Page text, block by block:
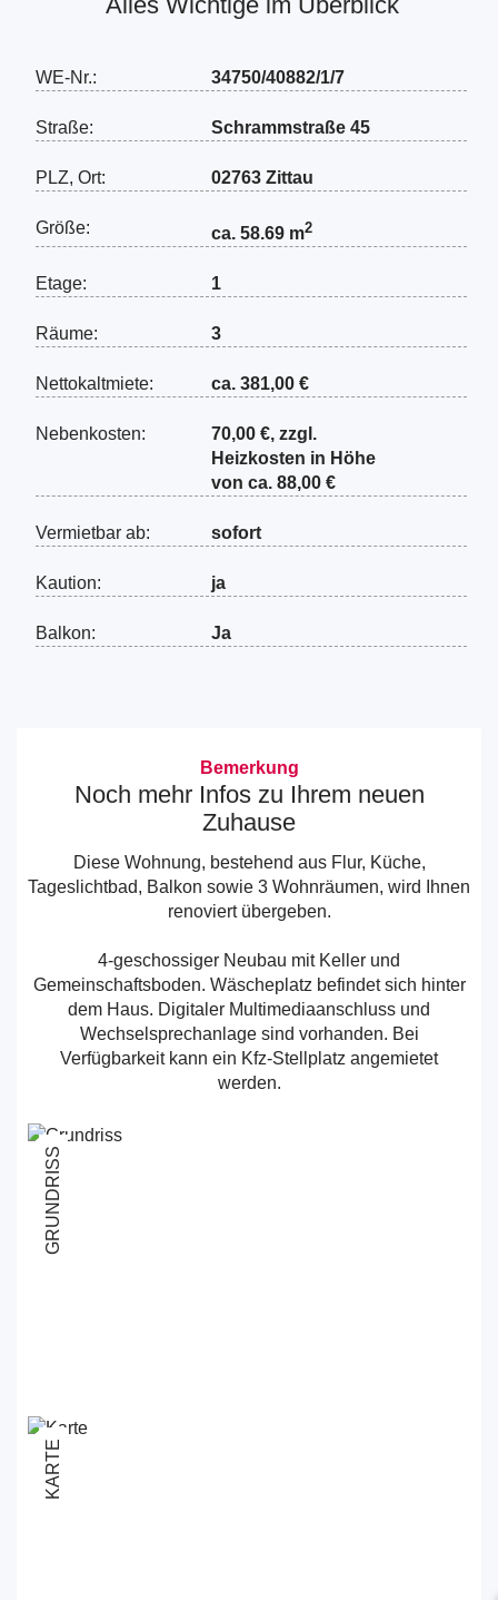
WE-Nr.: 34750/40882/1/7
Straße: Schrammstraße 45
PLZ, Ort: 02763 Zittau
Größe: ca. 58.69 m2
Etage: 1
Räume: 3
Nettokaltmiete: ca. 381,00 €
Nebenkosten:
70,00 €, zzgl.
Heizkosten in Höhe
von ca. 88,00 €
Vermietbar ab: sofort
Kaution: ja
Balkon: Ja
Bemerkung
Noch mehr Infos zu Ihrem neuen
Zuhause
Diese Wohnung, bestehend aus Flur, Küche,
Tageslichtbad, Balkon sowie 3 Wohnräumen, wird Ihnen
renoviert übergeben.
4-geschossiger Neubau mit Keller und
Gemeinschaftsboden. Wäscheplatz befindet sich hinter
dem Haus. Digitaler Multimediaanschluss und
Wechselsprechanlage sind vorhanden. Bei
Verfügbarkeit kann ein Kfz-Stellplatz angemietet
werden.
GRUNDRISS
KARTE